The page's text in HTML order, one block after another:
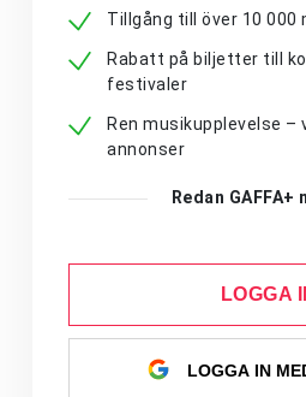
Tillgång till över 10 000
Rabatt på biljetter till
festivaler
Ren musikupplevelse
annonser
Redan GAFFA+
LOGGA
LOGGA IN